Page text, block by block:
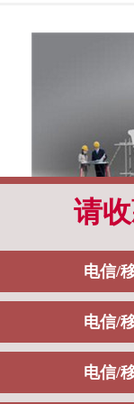
会选择建立企业网站
据以往的实际运营策
过如下内容阐述：